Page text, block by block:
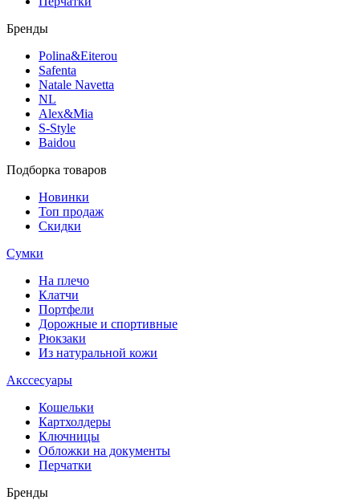
Бренды
Polina&Eiterou
Safenta
Natale Navetta
NL
Alex&Mia
S-Style
Baidou
Подборка товаров
Новинки
Топ продаж
Скидки
Сумки
На плечо
Клатчи
Портфели
Дорожные и спортивные
Рюкзаки
Из натуральной кожи
Акссесуары
Кошельки
Картхолдеры
Ключницы
Обложки на документы
Перчатки
Бренды